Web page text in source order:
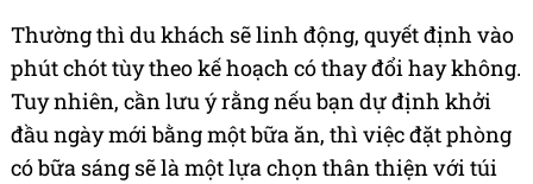
Thường thì du khách sẽ linh động, quyết định vào
phút chót tùy theo kế hoạch có thay đổi hay không.
Tuy nhiên, cần lưu ý rằng nếu bạn dự định khởi
đầu ngày mới bằng một bữa ăn, thì việc đặt phòng
có bữa sáng sẽ là một lựa chọn thân thiện với túi